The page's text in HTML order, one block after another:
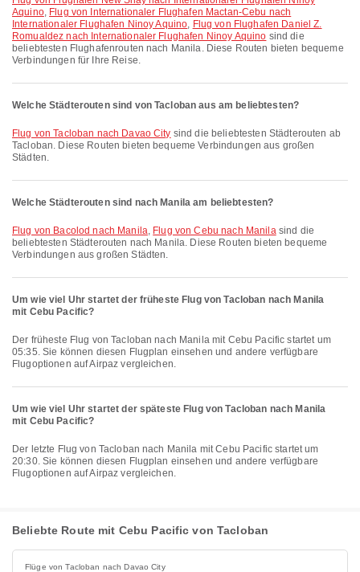
Aquino, Flug von Internationaler Flughafen Mactan-Cebu nach
Internationaler Flughafen Ninoy Aquino, Flug von Flughafen Daniel Z.
Romualdez nach Internationaler Flughafen Ninoy Aquino sind die
beliebtesten Flughafenrouten nach Manila. Diese Routen bieten bequeme
Verbindungen für Ihre Reise.
Welche Städterouten sind von Tacloban aus am beliebtesten?
Flug von Tacloban nach Davao City sind die beliebtesten Städterouten ab
Tacloban. Diese Routen bieten bequeme Verbindungen aus großen
Städten.
Welche Städterouten sind nach Manila am beliebtesten?
Flug von Bacolod nach Manila, Flug von Cebu nach Manilasind die
beliebtesten Städterouten nach Manila. Diese Routen bieten bequeme
Verbindungen aus großen Städten.
Um wie viel Uhr startet der früheste Flug von Tacloban nach Manila
mit Cebu Pacific?
Der früheste Flug von Tacloban nach Manila mit Cebu Pacific startet um
05:35. Sie können diesen Flugplan einsehen und andere verfügbare
Flugoptionen auf Airpaz vergleichen.
Um wie viel Uhr startet der späteste Flug von Tacloban nach Manila
mit Cebu Pacific?
Der letzte Flug von Tacloban nach Manila mit Cebu Pacific startet um
20:30. Sie können diesen Flugplan einsehen und andere verfügbare
Flugoptionen auf Airpaz vergleichen.
Beliebte Route mit Cebu Pacific von Tacloban
Flüge von Tacloban nach Davao City